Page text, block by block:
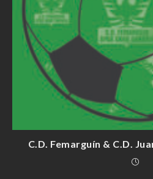
C.D. Femarguín & C.D.